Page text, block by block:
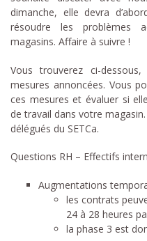
dimanche, elle devra
résoudre les problèmes
magasins. Affaire à suivre !
Vous trouverez ci-
mesures annoncées. Vous
ces mesures et évaluer si
de travail dans votre
délégués du SETCa.
Questions RH – Effectifs
Augmentations
les contrats
24 à 28 heures
la phase 3 est